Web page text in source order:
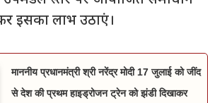
इसका लाभ उठाएं।
माननीय प्रधानमंत्री श्री नरेंद्र मोदी 17 जुलाई को जींद
से देश की प्रथम हाइड्रोजन ट्रेन को झंडी दिखाकर